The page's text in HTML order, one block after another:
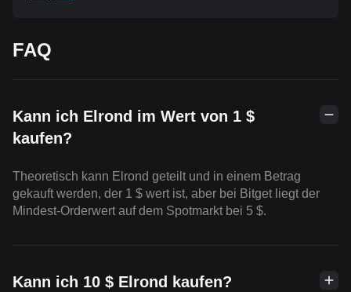
FAQ
Kann ich Elrond im Wert von 1 $
kaufen?
Theoretisch kann Elrond geteilt und in einem Betrag
gekauft werden, der 1 $ wert ist, aber bei Bitget liegt der
Mindest-Orderwert auf dem Spotmarkt bei 5 $.
Kann ich 10 $ Elrond kaufen?